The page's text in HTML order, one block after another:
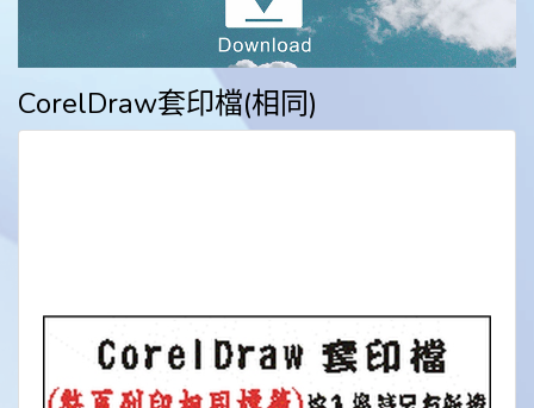
CorelDraw套印檔(相同)